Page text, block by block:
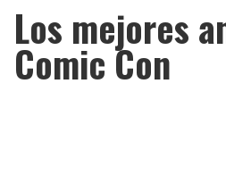
Los mejores
Comic Con